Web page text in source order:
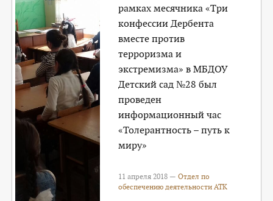
рамках месячника «Три
конфессии Дербента
вместе против
терроризма и
экстремизма» в МБДОУ
Детский сад №28 был
проведен
информационный час
«Толерантность – путь к
миру»
11 апреля 2018 —Отдел по
обеспечению деятельности АТК